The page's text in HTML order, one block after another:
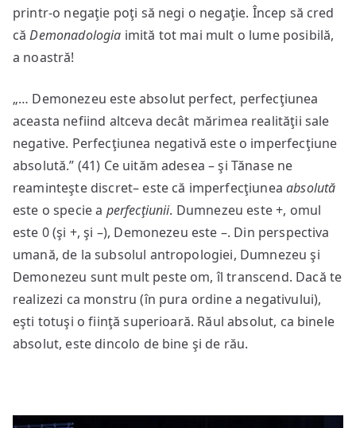
printr-o negaţie poţi să negi o negaţie. Încep să cred
căDemonadologia imită tot mai mult o lume posibilă,
a noastră!
„… Demonezeu este absolut perfect, perfecţiunea
aceasta nefiind altceva decât mărimea realităţii sale
negative. Perfecţiunea negativă este o imperfecţiune
absolută.” (41) Ce uităm adesea – şi Tănase ne
reaminteşte discret– este că imperfecţiuneaabsolută
este o specie a perfecţiunii. Dumnezeu este +, omul
este 0 (şi +, şi –), Demonezeu este –. Din perspectiva
umană, de la subsolul antropologiei, Dumnezeu şi
Demonezeu sunt mult peste om, îl transcend. Dacă te
realizezi ca monstru (în pura ordine a negativului),
eşti totuşi o fiinţă superioară. Răul absolut, ca binele
absolut, este dincolo de bine şi de rău.